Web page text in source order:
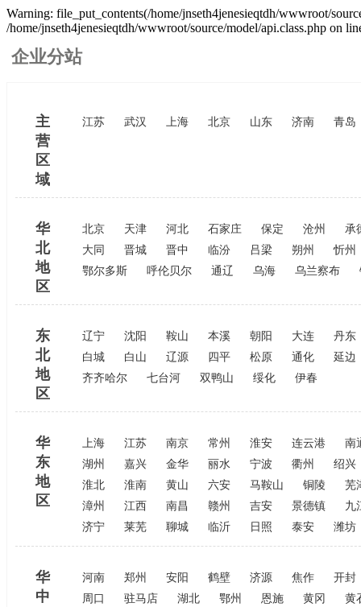
Warning: file_put_contents(/home/jnseth4jenesieqtdh/wwwroot/
/home/jnseth4jenesieqtdh/wwwroot/source/model/api.class.php on
企业分站
主
营
区
域
江苏 武汉 上海 北京 山东 济南 青岛
华
北
地
区
北京 天津 河北 石家庄 保定 沧州
承
大同
晋城 晋中 临汾 吕梁 朔州
忻州
鄂尔多斯
呼伦贝尔 通辽 乌海 乌兰察布
东
北
地
区
辽宁 沈阳 鞍山 本溪 朝阳 大连
丹东
白城
白山 辽源 四平 松原 通化
延边
齐齐哈尔
七台河 双鸭山 绥化 伊春
华
东
地
区
上海 江苏 南京 常州 淮安 连云港
南
湖州
嘉兴 金华 丽水 宁波 衢州
绍兴
淮北
淮南 黄山 六安 马鞍山 铜陵
芜
漳州
江西 南昌 赣州 吉安 景德镇
九
济宁
莱芜 聊城 临沂 日照 泰安 潍坊
华
中
河南 郑州 安阳 鹤壁 济源 焦作
开封
周口
驻马店 湖北 鄂州 恩施 黄冈
黄